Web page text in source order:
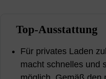
Top-Ausstattung
Für privates Laden
macht schnelles und